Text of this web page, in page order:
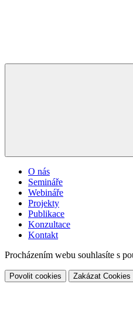
O nás
Semináře
Webináře
Projekty
Publikace
Konzultace
Kontakt
Procházením webu souhlasíte s
Povolit cookies Zakázat Cookies